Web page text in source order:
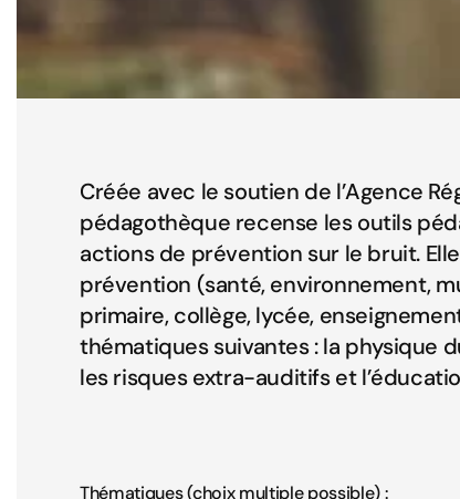
Créée avec le soutien de l’Agence
pédagothèque recense les outils
actions de prévention sur le bruit.
prévention (santé, environnement,
primaire, collège, lycée,
thématiques suivantes : la physique
les risques extra-auditifs et
Thématiques (choix multiple possible) :